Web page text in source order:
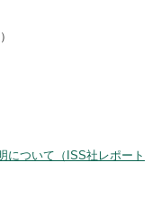
について（ISS社レポート